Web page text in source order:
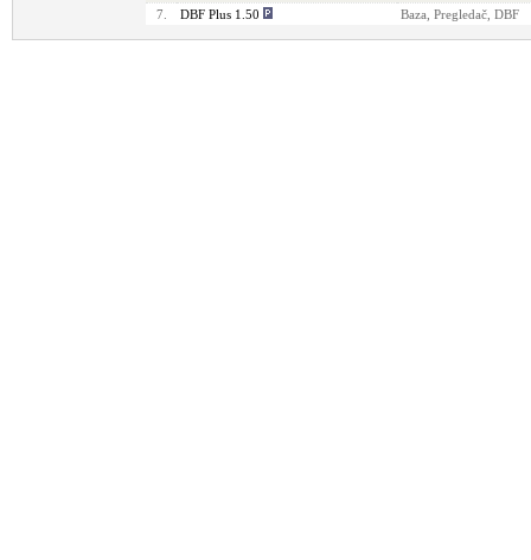
7.
DBF Plus 1.50 Baza, Pregledač, DBF